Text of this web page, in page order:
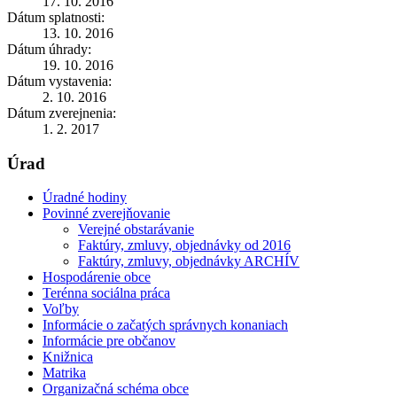
Dátum splatnosti:
13. 10. 2016
Dátum úhrady:
19. 10. 2016
Dátum vystavenia:
2. 10. 2016
Dátum zverejnenia:
1. 2. 2017
Úrad
Úradné hodiny
Povinné zverejňovanie
Verejné obstarávanie
Faktúry, zmluvy, objednávky od 2016
Faktúry, zmluvy, objednávky ARCHÍV
Hospodárenie obce
Terénna sociálna práca
Voľby
Informácie o začatých správnych konaniach
Informácie pre občanov
Knižnica
Matrika
Organizačná schéma obce